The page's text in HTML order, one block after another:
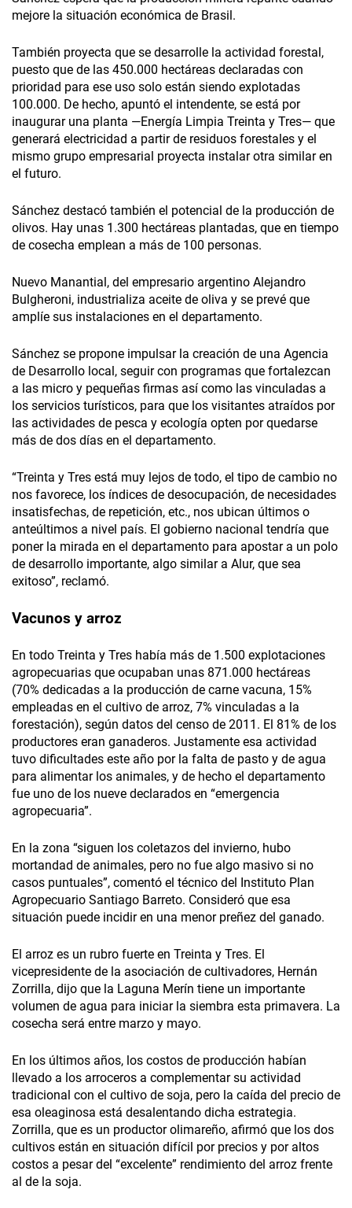
mejore la situación económica de Brasil.
También proyecta que se desarrolle la actividad forestal,
puesto que de las 450.000 hectáreas declaradas con
prioridad para ese uso solo están siendo explotadas
100.000. De hecho, apuntó el intendente, se está por
inaugurar una planta —Energía Limpia Treinta y Tres— que
generará electricidad a partir de residuos forestales y el
mismo grupo empresarial proyecta instalar otra similar en
el futuro.
Sánchez destacó también el potencial de la producción de
olivos. Hay unas 1.300 hectáreas plantadas, que en tiempo
de cosecha emplean a más de 100 personas.
Nuevo Manantial, del empresario argentino Alejandro
Bulgheroni, industrializa aceite de oliva y se prevé que
amplíe sus instalaciones en el departamento.
Sánchez se propone impulsar la creación de una Agencia
de Desarrollo local, seguir con programas que fortalezcan
a las micro y pequeñas firmas así como las vinculadas a
los servicios turísticos, para que los visitantes atraídos por
las actividades de pesca y ecología opten por quedarse
más de dos días en el departamento.
“Treinta y Tres está muy lejos de todo, el tipo de cambio no
nos favorece, los índices de desocupación, de necesidades
insatisfechas, de repetición, etc., nos ubican últimos o
anteúltimos a nivel país. El gobierno nacional tendría que
poner la mirada en el departamento para apostar a un polo
de desarrollo importante, algo similar a Alur, que sea
exitoso”, reclamó.
Vacunos y arroz
En todo Treinta y Tres había más de 1.500 explotaciones
agropecuarias que ocupaban unas 871.000 hectáreas
(70% dedicadas a la producción de carne vacuna, 15%
empleadas en el cultivo de arroz, 7% vinculadas a la
forestación), según datos del censo de 2011. El 81% de los
productores eran ganaderos. Justamente esa actividad
tuvo dificultades este año por la falta de pasto y de agua
para alimentar los animales, y de hecho el departamento
fue uno de los nueve declarados en “emergencia
agropecuaria”.
En la zona “siguen los coletazos del invierno, hubo
mortandad de animales, pero no fue algo masivo si no
casos puntuales”, comentó el técnico del Instituto Plan
Agropecuario Santiago Barreto. Consideró que esa
situación puede incidir en una menor preñez del ganado.
El arroz es un rubro fuerte en Treinta y Tres. El
vicepresidente de la asociación de cultivadores, Hernán
Zorrilla, dijo que la Laguna Merín tiene un importante
volumen de agua para iniciar la siembra esta primavera. La
cosecha será entre marzo y mayo.
En los últimos años, los costos de producción habían
llevado a los arroceros a complementar su actividad
tradicional con el cultivo de soja, pero la caída del precio de
esa oleaginosa está desalentando dicha estrategia.
Zorrilla, que es un productor olimareño, afirmó que los dos
cultivos están en situación difícil por precios y por altos
costos a pesar del “excelente” rendimiento del arroz frente
al de la soja.